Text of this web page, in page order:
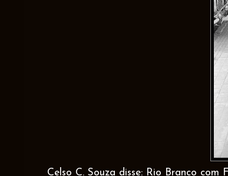
Celso C. Souza disse: Rio Branco